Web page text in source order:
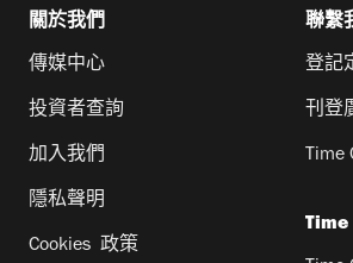
關於我們
傳媒中心
投資者查詢
加入我們
隱私聲明
Cookies 政策
聯繫
登記
刊登
Time
Time